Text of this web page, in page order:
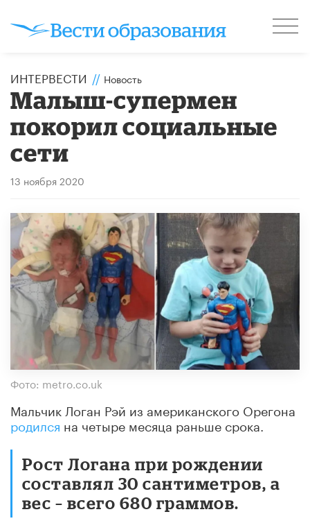
ИНТЕРВЕСТИ // Новость
Малыш-супермен
покорил социальные
сети
13 ноября 2020
Фото: metro.co.uk
Мальчик Логан Рэй из американского Орегона
родился на четыре месяца раньше срока.
Рост Логана при рождении
составлял 30 сантиметров, а
вес – всего 680 граммов.